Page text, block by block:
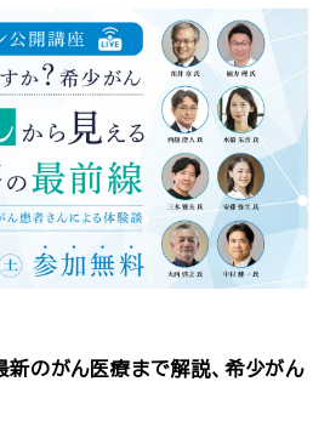
のがん医療まで解説、希少がん